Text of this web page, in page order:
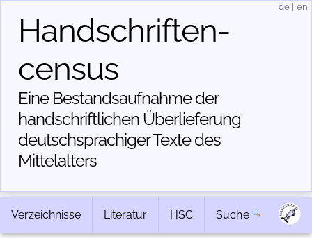
Handschriften­
census
Eine Bestandsaufnahme der
handschriftlichen Über­lieferung
deutschsprachiger Texte des
Mittelalters
de en
Verzeichnisse Literatur HSC Suche